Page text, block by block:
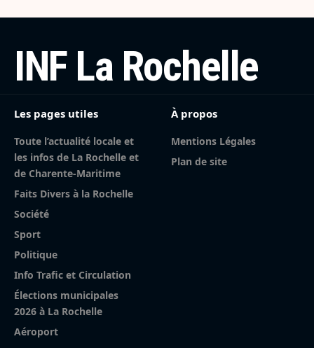
INF La Rochelle
Les pages utiles
Toute l’actualité locale et
les infos de La Rochelle et
de Charente-Maritime
Faits Divers à la Rochelle
Société
Sport
Politique
Info Trafic et Circulation
Élections municipales
2026 à La Rochelle
Aéroport
À propos
Mentions Légales
Plan de site